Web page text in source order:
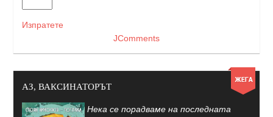
Изпратете
JComments
АЗ, ВАКСИНАТОРЪТ
Нека се порадваме на последната